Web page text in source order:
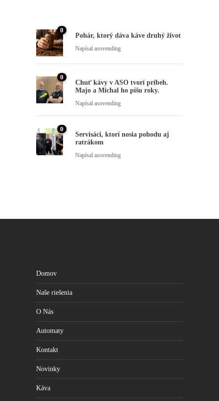
0
Pohár, ktorý dáva káve druhý život
Napísal asovending
0
Chuť kávy v ASO tvorí príbeh.
Majo a Michal ho píšu roky.
Napísal asovending
0
Servisáci, ktorí nosia pohodu aj
ratrákom
Napísal asovending
Domov
Naše riešenia
O Nás
Automaty
Kontakt
Novinky
Káva